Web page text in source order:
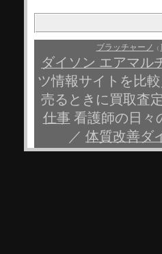
ブラッチャーノ （
ダイソン エアマル
ツ情報サイトを比較
売るときに買取査
仕事 看護師の日々
／ 体質改善ダ